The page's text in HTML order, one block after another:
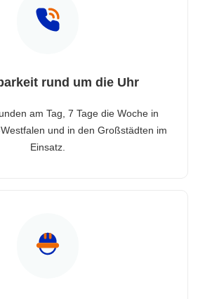
rund um die Uhr
am Tag, 7 Tage die Woche in
und in den Großstädten im
Einsatz.